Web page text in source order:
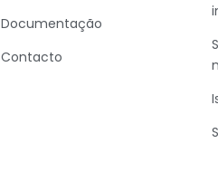
Documentação
Contacto